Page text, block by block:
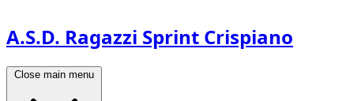
A.S.D. Ragazzi Sprint Crispiano
Close main menu